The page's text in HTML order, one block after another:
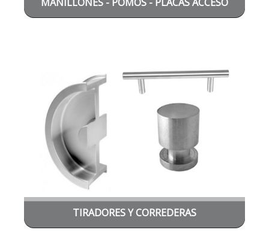
TIRADORES Y CORREDERAS